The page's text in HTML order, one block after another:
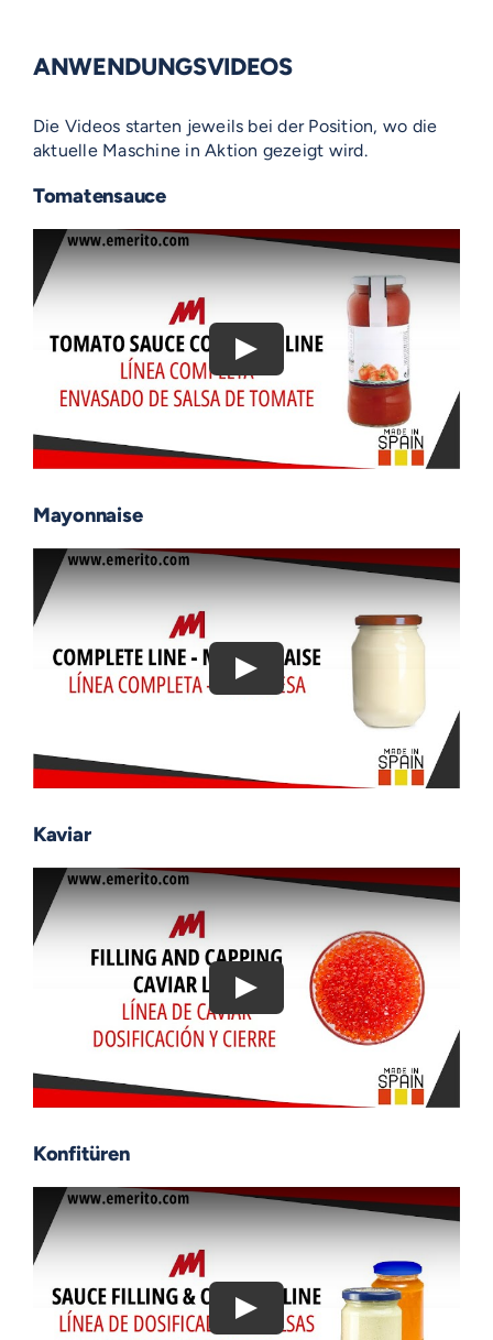
ANWENDUNGSVIDEOS
Die Videos starten jeweils bei der Position, wo die
aktuelle Maschine in Aktion gezeigt wird.
Tomatensauce
Mayonnaise
Kaviar
Konfitüren